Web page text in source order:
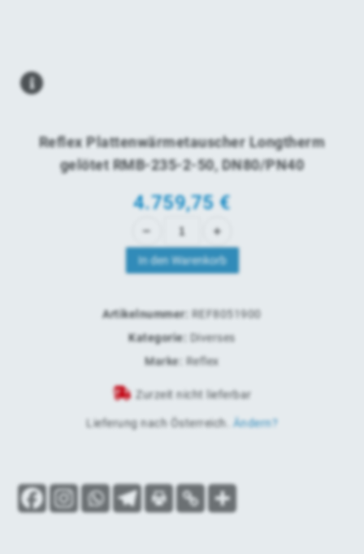
Reflex Plattenwärmetauscher Longtherm
gelötet RMB-235-2-50, DN80/PN40
4.759,75€
In den Warenkorb
Artikelnummer:
REF8051900
Kategorie:
Diverses
Marke:
Reflex
Zurzeit nicht lieferbar
Lieferung nach Österreich Ändern?